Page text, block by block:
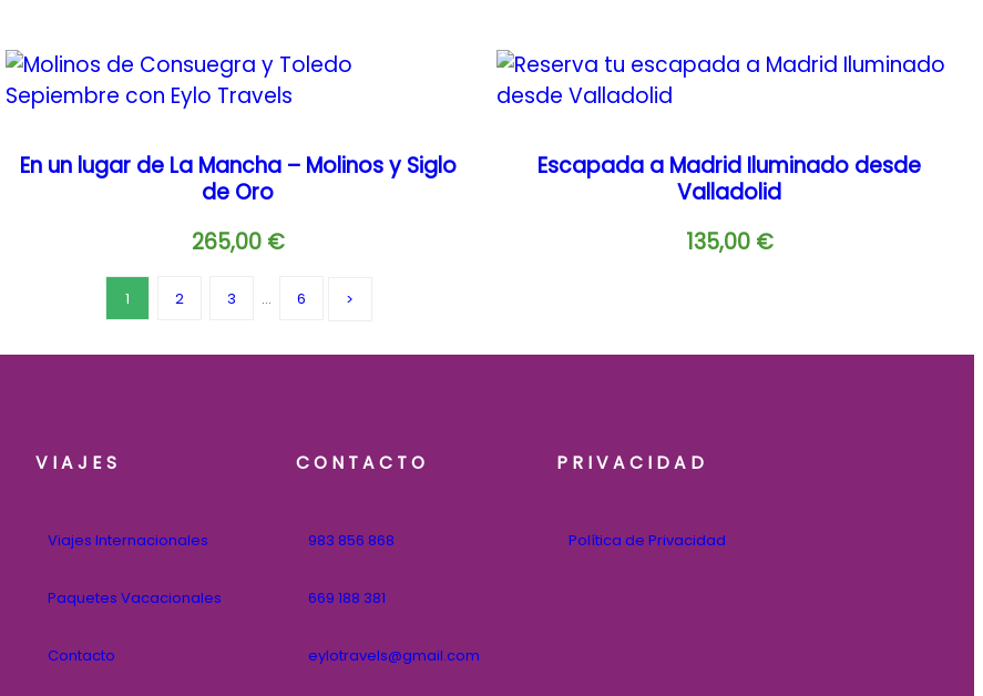
En un lugar de La Mancha – Molinos y Siglo
de Oro
265,00 €
Escapada a Madrid Iluminado desde
Valladolid
135,00 €
1 2 3 … 6
VIAJES
Viajes Internacionales
Paquetes Vacacionales
Contacto
CONTACTO
983 856 868
669 188 381
eylotravels@gmail.com
PRIVACIDAD
Política de Privacidad